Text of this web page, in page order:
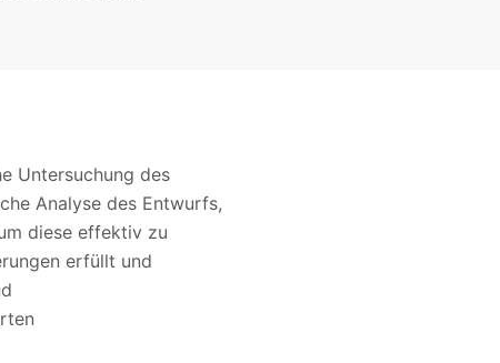
Untersuchung des
Analyse des Entwurfs,
diese effektiv zu
erfüllt und